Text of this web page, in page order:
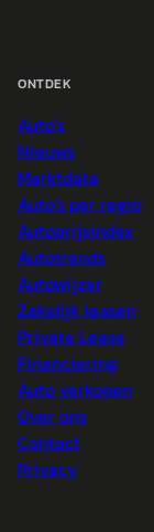
ONTDEK
Auto's
Nieuws
Marktdata
Auto's per regio
Autoprijsindex
Autotrends
Autowijzer
Zakelijk leasen
Private Lease
Financiering
Auto verkopen
Over ons
Contact
Privacy